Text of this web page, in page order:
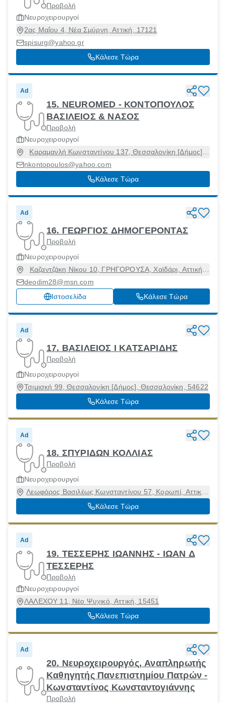
Προβολή
Νευροχειρουργοί
2ας Μαΐου 4, Νέα Σμύρνη, Αττική, 17121
spisurg@yahoo.gr
Κάλεσε Τώρα
Ad
15. NEUROMED - ΚΟΝΤΟΠΟΥΛΟΣ
ΒΑΣΙΛΕΙΟΣ & ΝΑΣΟΣ
Προβολή
Νευροχειρουργοί
Καραμανλή Κωνσταντίνου 137, Θεσσαλονίκη [Δήμος],
Θεσσαλονίκη, 54248
nkontopoulos@yahoo.com
Κάλεσε Τώρα
Ad
16. ΓΕΩΡΓΙΟΣ ΔΗΜΟΓΕΡΟΝΤΑΣ
Προβολή
Νευροχειρουργοί
Καζαντζάκη Νίκου 10, ΓΡΗΓΟΡΟΥΣΑ, Χαϊδάρι, Αττική,
deodim28@msn.com
Ιστοσελίδα
Κάλεσε Τώρα
Ad
17. ΒΑΣΙΛΕΙΟΣ Ι ΚΑΤΣΑΡΙΔΗΣ
Προβολή
Νευροχειρουργοί
Τσιμισκή 99, Θεσσαλονίκη [Δήμος], Θεσσαλονίκη, 54622
Κάλεσε Τώρα
Ad
18. ΣΠΥΡΙΔΩΝ ΚΟΛΛΙΑΣ
Προβολή
Νευροχειρουργοί
Λεωφόρος Βασιλέως Κωνσταντίνου 57, Κορωπί, Αττική,
19400
Κάλεσε Τώρα
Ad
19. ΤΕΣΣΕΡΗΣ ΙΩΑΝΝΗΣ - ΙΩΑΝ Δ
ΤΕΣΣΕΡΗΣ
Προβολή
Νευροχειρουργοί
ΛΑΛΕΧΟΥ 11, Νέο Ψυχικό, Αττική, 15451
Κάλεσε Τώρα
Ad
20. Νευροχειρουργός, Αναπληρωτής
Καθηγητής Πανεπιστημίου Πατρών -
Κωνσταντίνος Κωνσταντογιάννης
Προβολή